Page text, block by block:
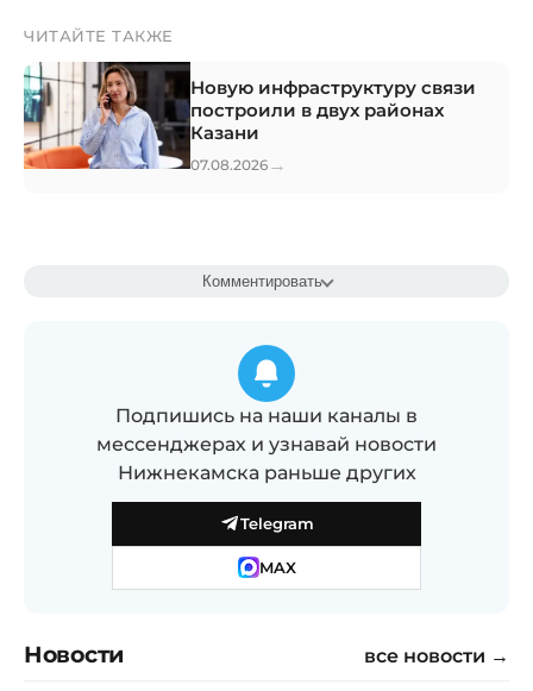
ЧИТАЙТЕ ТАКЖЕ
Новую инфраструктуру связи
построили в двух районах
Казани
07.08.2026 →
Комментировать
Подпишись на наши каналы в
мессенджерах и узнавай новости
Нижнекамска раньше других
Telegram
MAX
Новости все новости →